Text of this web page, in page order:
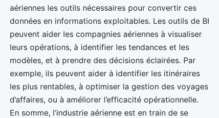
aériennes les outils nécessaires pour convertir ces
données en informations exploitables. Les outils de BI
peuvent aider les compagnies aériennes à visualiser
leurs opérations, à identifier les tendances et les
modèles, et à prendre des décisions éclairées. Par
exemple, ils peuvent aider à identifier les itinéraires
les plus rentables, à optimiser la gestion des voyages
d’affaires, ou à améliorer l’efficacité opérationnelle.
En somme, l’industrie aérienne est en train de se